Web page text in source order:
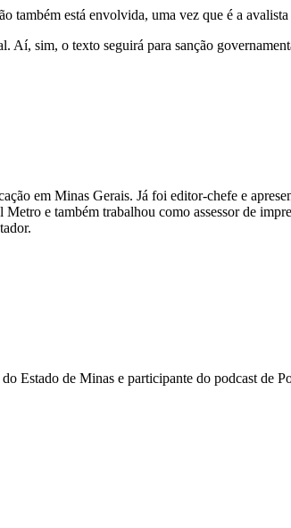
está envolvida, uma vez que é a
Aí, sim, o texto seguirá para sanção
em Minas Gerais. Já foi editor-chefe e
e também trabalhou como assessor de
Estado de Minas e participante do podcast de